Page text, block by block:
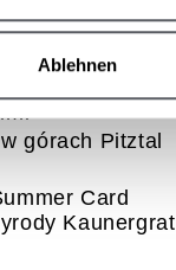
Ablehnen
górach Pitztal
Card
Kaunergrat